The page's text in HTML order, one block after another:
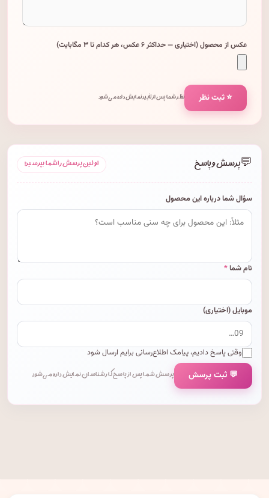
عکس از محصول (اختیاری — حداکثر ۶ عکس، هر کدام تا ۳ مگابایت)
⭐ ثبت نظر نظر شما پس از تأیید نمایش داده می‌شود.
💬پرسش و پاسخ اولین پرسش را شما بپرسید!
سؤال شما درباره این محصول
نام شما*
موبایل (اختیاری)
وقتی پاسخ دادیم، پیامک اطلاع‌رسانی برایم ارسال شود
💬 ثبت پرسش پرسش شما پس از پاسخ کارشناسان نمایش داده می‌شود.